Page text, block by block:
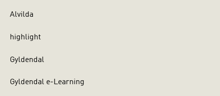
Alvilda
highlight
Gyldendal
Gyldendal e-Learning